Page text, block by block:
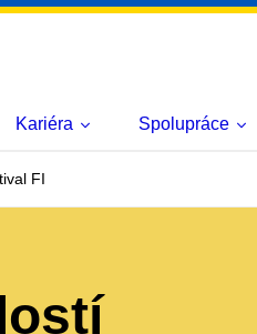
Kariéra Spolupráce
FI